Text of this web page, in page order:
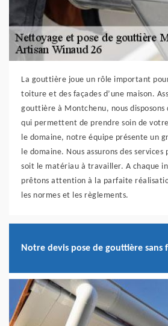
La gouttière joue un rôle important
toiture et des façades d’une maison.
gouttière à Montchenu, nous disposons
qui permettent de prendre soin de
le domaine, notre équipe présente un
le domaine. Nous assurons des
soit le matériau à travailler. A chaque
prêtons attention à la parfaite
les normes et les règlements.
Notre devis pose de gouttière sans